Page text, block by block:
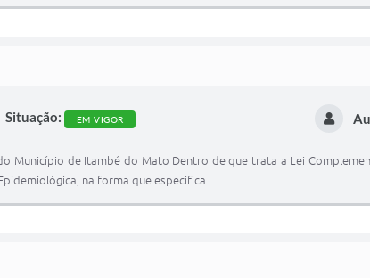
Situação: EM VIGOR
Município de Itambé do Mato Dentro de que trata a Lei
na forma que especifica.